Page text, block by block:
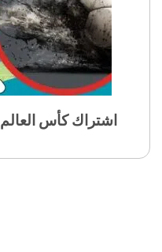
اشتراك كأس العالم 2026 بي ان سبورت